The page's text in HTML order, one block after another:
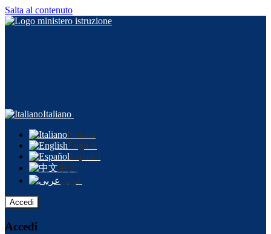
Salta al contenuto
Italiano
Italiano
English
Español
中文
عربى
Accedi
Accedi